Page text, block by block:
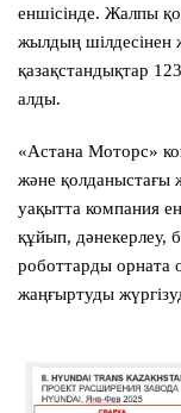
еншісінде. Жалпы
жылдың шілдесінен
қазақстандықтар
алды.
«Астана Моторс»
және қолданыстағы
уақытта компания
құйып, дәнекерлеу,
роботтарды орната
жаңғыртуды